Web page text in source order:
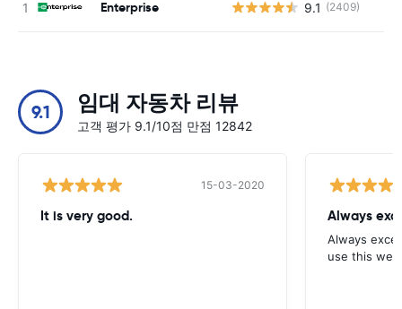
Enterprise 9.1 (2409)
9.1 임대 자동차 리뷰
고객 평가 9.1/10점 만점 12842
15-03-2020
It is very good. Always
Always
use this